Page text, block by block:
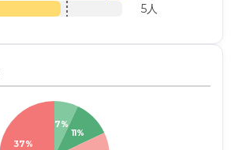
5人
7%
11%
37%